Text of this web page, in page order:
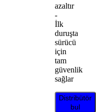
azaltır
-
İlk
duruşta
sürücü
için
tam
güvenlik
sağlar
Distribütör
bul